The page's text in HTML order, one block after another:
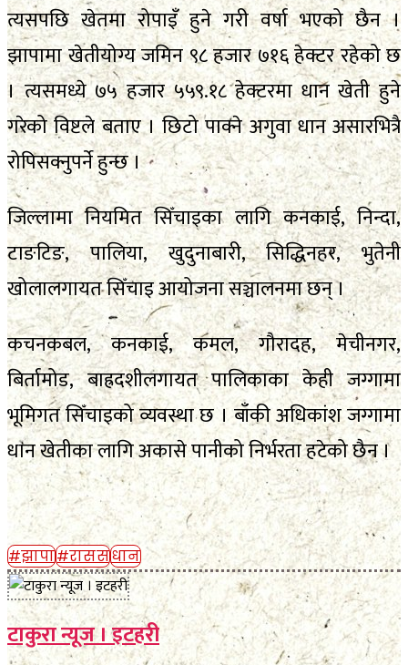
त्यसपछि खेतमा रोपाइँ हुने गरी वर्षा भएको छैन ।
झापामा खेतीयोग्य जमिन ९८ हजार ७१६ हेक्टर रहेको छ
। त्यसमध्ये ७५ हजार ५५९.१८ हेक्टरमा धान खेती हुने
गरेको विष्टले बताए । छिटो पाक्ने अगुवा धान असारभित्रै
रोपिसक्नुपर्ने हुन्छ ।
जिल्लामा नियमित सिँचाइका लागि कनकाई, निन्दा,
टाङटिङ, पालिया, खुदुनाबारी, सिद्धिनहर, भुतेनी
खोलालगायत सिँचाइ आयोजना सञ्चालनमा छन् ।
कचनकबल, कनकाई, कमल, गौरादह, मेचीनगर,
बिर्तामोड, बाह्रदशीलगायत पालिकाका केही जग्गामा
भूमिगत सिँचाइको व्यवस्था छ । बाँकी अधिकांश जग्गामा
धान खेतीका लागि अकासे पानीको निर्भरता हटेको छैन ।
#झापा#राससधान
टाकुरा न्यूज । इटहरी